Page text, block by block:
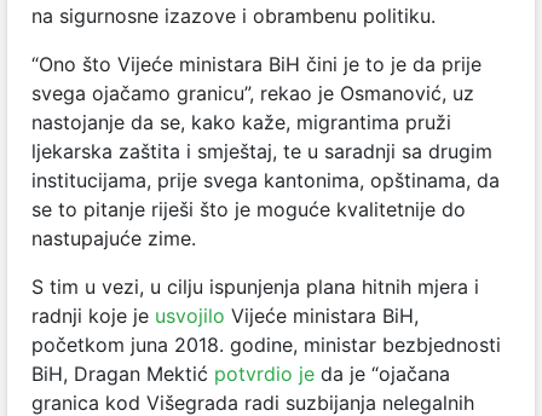
na sigurnosne izazove i obrambenu politiku.
“Ono što Vijeće ministara BiH čini je to je da prije
svega ojačamo granicu”, rekao je Osmanović, uz
nastojanje da se, kako kaže, migrantima pruži
ljekarska zaštita i smještaj, te u saradnji sa drugim
institucijama, prije svega kantonima, opštinama, da
se to pitanje riješi što je moguće kvalitetnije do
nastupajuće zime.
S tim u vezi, u cilju ispunjenja plana hitnih mjera i
radnji koje je usvojilo Vijeće ministara BiH,
početkom juna 2018. godine, ministar bezbjednosti
BiH, Dragan Mektić potvrdio je da je “ojačana
granica kod Višegrada radi suzbijanja nelegalnih